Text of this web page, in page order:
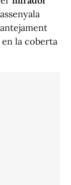
assenyala
la coberta